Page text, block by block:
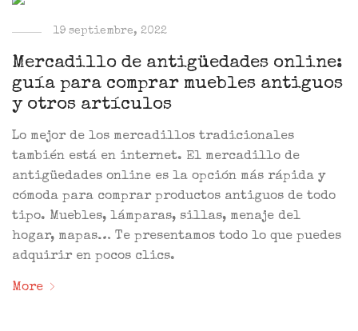
19 septiembre, 2022
Mercadillo de antigüedades online:
guía para comprar muebles antiguos
y otros artículos
Lo mejor de los mercadillos tradicionales
también está en internet. El mercadillo de
antigüedades online es la opción más rápida y
cómoda para comprar productos antiguos de todo
tipo. Muebles, lámparas, sillas, menaje del
hogar, mapas… Te presentamos todo lo que puedes
adquirir en pocos clics.
More